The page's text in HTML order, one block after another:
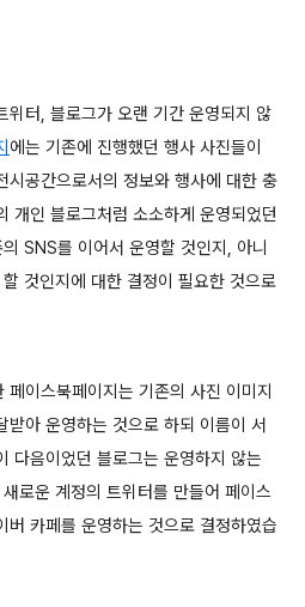
위터, 블로그가 오랜 기간 운영되지 않
에는 기존에 진행했던 행사 사진들이
시공간으로서의 정보와 행사에 대한 충
개인 블로그처럼 소소하게 운영되었던
SNS를 이어서 운영할 것인지, 아니
것인지에 대한 결정이 필요한 것으로
페이스북페이지는 기존의 사진 이미지
받아 운영하는 것으로 하되 이름이 서
다음이었던 블로그는 운영하지 않는
로운 계정의 트위터를 만들어 페이스
버 카페를 운영하는 것으로 결정하였습